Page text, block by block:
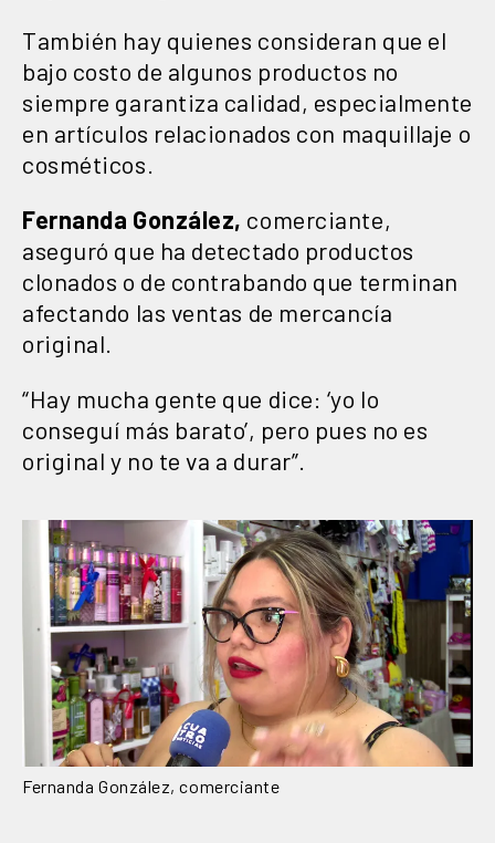
También hay quienes consideran que el
bajo costo de algunos productos no
siempre garantiza calidad, especialmente
en artículos relacionados con maquillaje o
cosméticos.
Fernanda González, comerciante,
aseguró que ha detectado productos
clonados o de contrabando que terminan
afectando las ventas de mercancía
original.
“Hay mucha gente que dice: ‘yo lo
conseguí más barato’, pero pues no es
original y no te va a durar”.
Fernanda González, comerciante